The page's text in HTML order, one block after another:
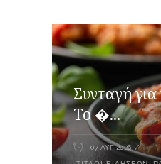
Συνταγή
Το �...
07 ΑΥΓ 2026